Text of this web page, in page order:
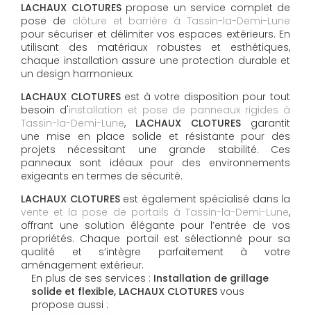
LACHAUX CLOTURESpropose un service complet de
pose de clôture et barrière à Tassin-la-Demi-Lune
pour sécuriser et délimiter vos espaces extérieurs. En
utilisant des matériaux robustes et esthétiques,
chaque installation assure une protection durable et
un design harmonieux.
LACHAUX CLOTURESest à votre disposition pour tout
besoin d'installation et pose de panneaux rigides à
Tassin-la-Demi-Lune, LACHAUX CLOTURES garantit
une mise en place solide et résistante pour des
projets nécessitant une grande stabilité. Ces
panneaux sont idéaux pour des environnements
exigeants en termes de sécurité.
LACHAUX CLOTURESest également spécialisé dans la
vente et la pose de portails à Tassin-la-Demi-Lune,
offrant une solution élégante pour l’entrée de vos
propriétés. Chaque portail est sélectionné pour sa
qualité et s’intègre parfaitement à votre
aménagement extérieur.
En plus de ses services : Installation de grillage
solide et flexible, LACHAUX CLOTURES vous
propose aussi :